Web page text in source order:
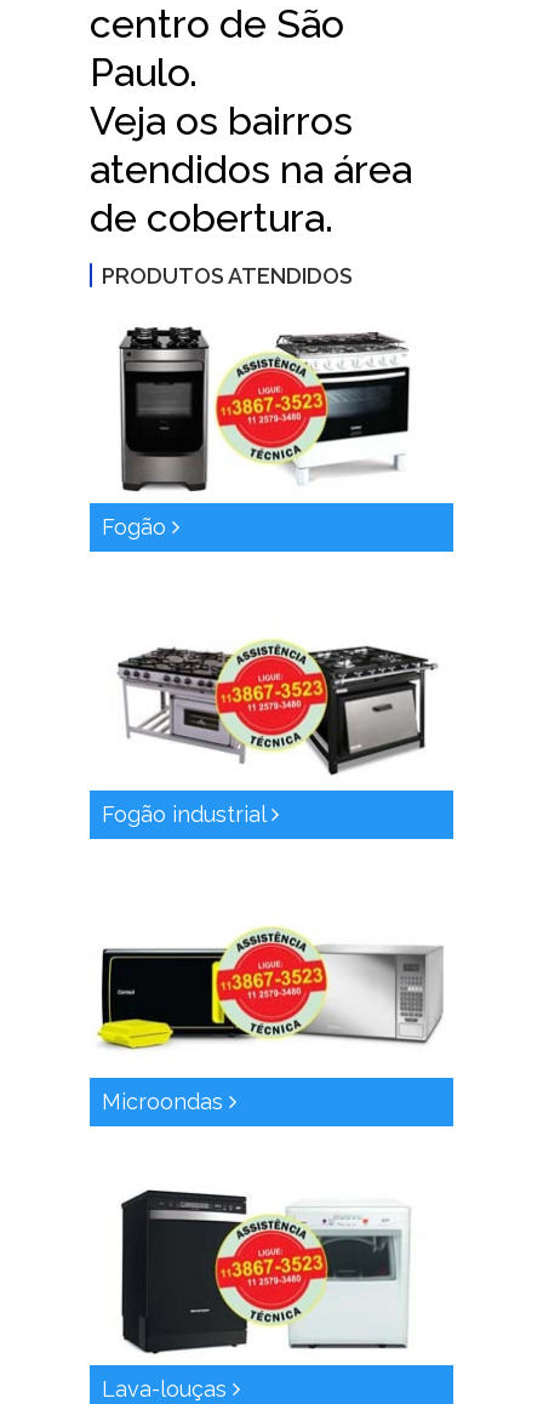
centro de São
Paulo.
Veja os bairros
atendidos na área
de cobertura.
PRODUTOS ATENDIDOS
Fogão
Fogão industrial
Microondas
Lava-louças